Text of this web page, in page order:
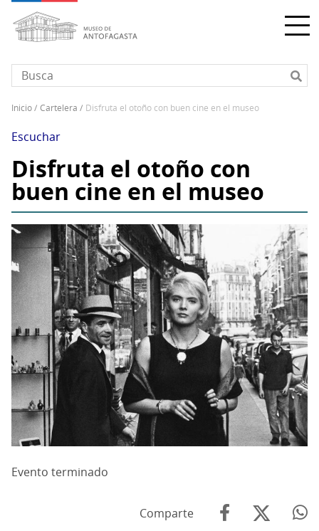
contenido
principal
enlaces
de
ayuda
a
la
navegación
inicio cartelera disfruta el otoño con buen cine en el museo
Escuchar
Disfruta el otoño con
buen cine en el museo
Evento terminado
Comparte